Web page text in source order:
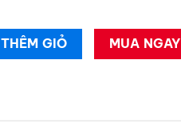
THÊM GIỎ MUA NGAY